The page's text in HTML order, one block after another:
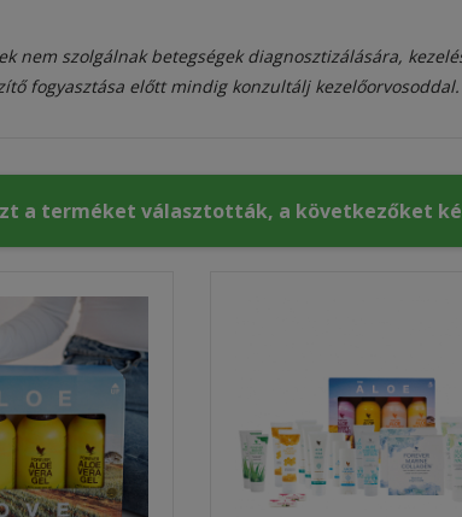
nem szolgálnak betegségek diagnosztizálására,
fogyasztása előtt mindig konzultálj kezelőorvosoddal.
a terméket választották, a következőket